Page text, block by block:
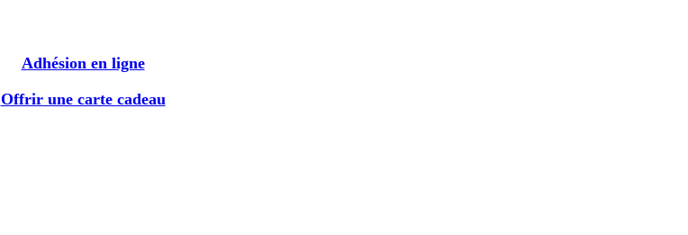
Adhésion en ligne
Offrir une carte cadeau